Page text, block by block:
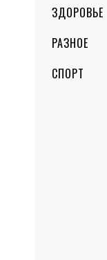
ЗДОРОВЬЕ
РАЗНОЕ
СПОРТ